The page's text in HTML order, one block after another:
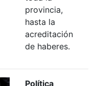
provincia,
hasta la
acreditación
de haberes.
Política